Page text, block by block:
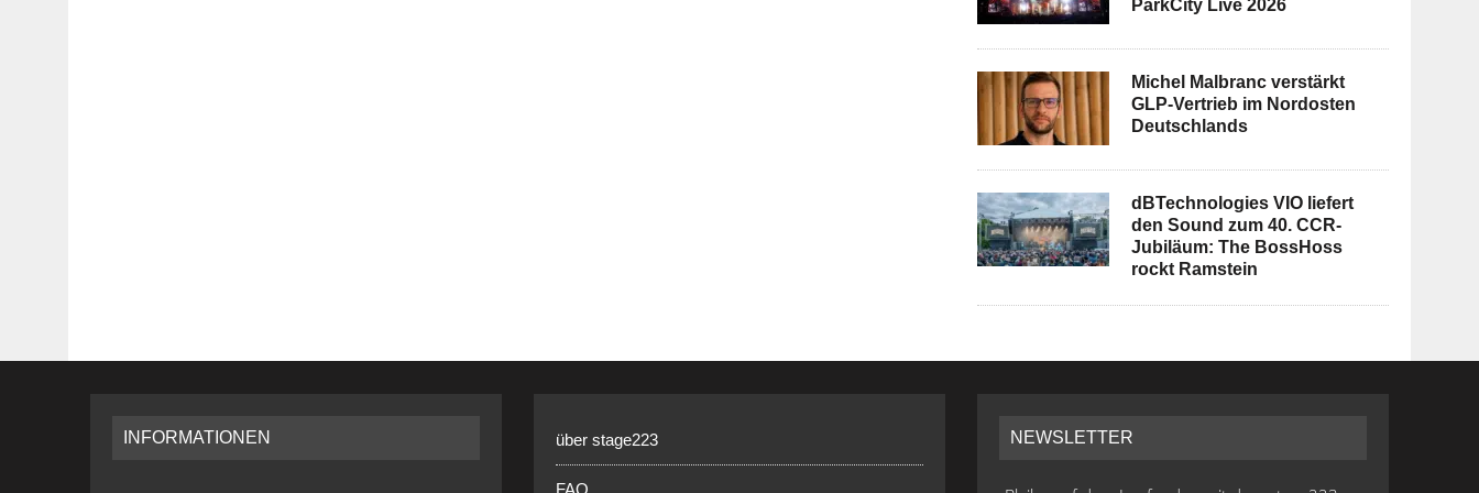
ParkCity Live 2026
Michel Malbranc verstärkt
GLP-Vertrieb im Nordosten
Deutschlands
dBTechnologies VIO liefert
den Sound zum 40. CCR-
Jubiläum: The BossHoss
rockt Ramstein
INFORMATIONEN über stage223 NEWSLETTER